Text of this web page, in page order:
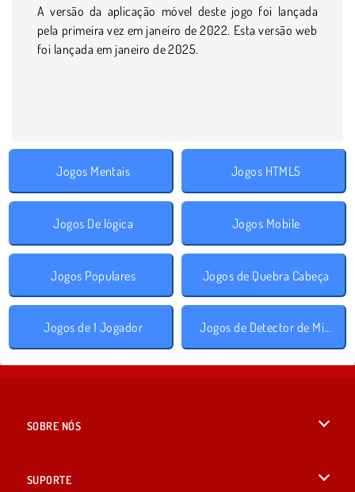
A versão da aplicação móvel deste jogo foi lançada
pela primeira vez em janeiro de 2022. Esta versão web
foi lançada em janeiro de 2025.
Jogos Mentais Jogos HTML5
Jogos De lógica Jogos Mobile
Jogos Populares Jogos de Quebra Cabeça
Jogos de 1 Jogador Jogos de Detector de Minas
SOBRE NÓS
SUPORTE